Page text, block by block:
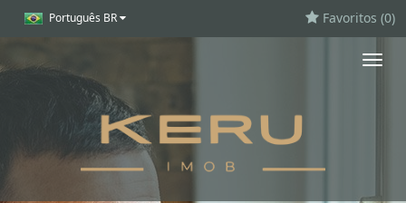
Português BR Favoritos (0)